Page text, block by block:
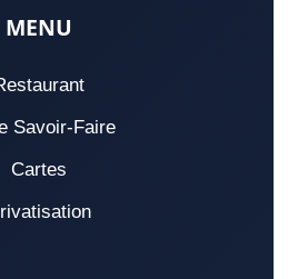
MENU
Savoir-Faire
Cartes